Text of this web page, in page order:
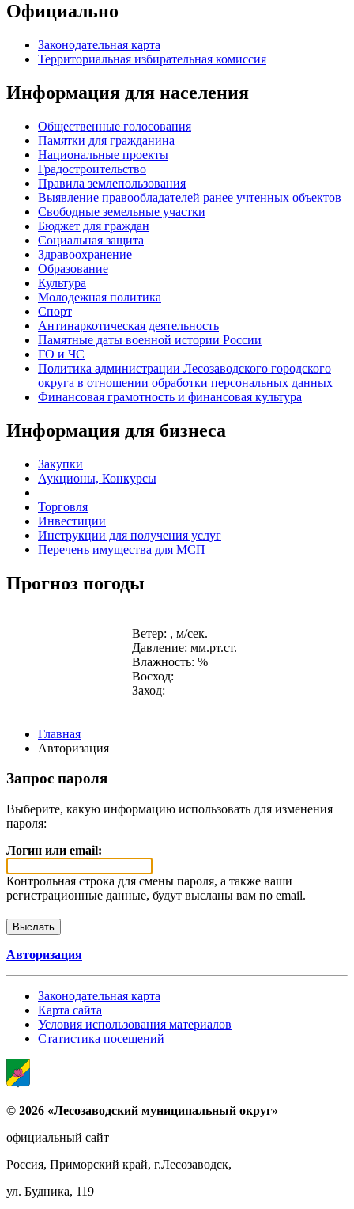
Официально
Законодательная карта
Территориальная избирательная комиссия
Информация для населения
Общественные голосования
Памятки для гражданина
Национальные проекты
Градостроительство
Правила землепользования
Выявление правообладателей ранее учтенных объектов
Свободные земельные участки
Бюджет для граждан
Социальная защита
Здравоохранение
Образование
Культура
Молодежная политика
Спорт
Антинаркотическая деятельность
Памятные даты военной истории России
ГО и ЧС
Политика администрации Лесозаводского городского
округа в отношении обработки персональных данных
Финансовая грамотность и финансовая культура
Информация для бизнеса
Закупки
Аукционы, Конкурсы
Торговля
Инвестиции
Инструкции для получения услуг
Перечень имущества для МСП
Прогноз погоды
Ветер: , м/сек.
Давление: мм.рт.ст.
Влажность: %
Восход:
Заход:
Главная
Авторизация
Запрос пароля
Выберите, какую информацию использовать для изменения
пароля:
Логин или email:
Контрольная строка для смены пароля, а также ваши
регистрационные данные, будут высланы вам по email.
Авторизация
Законодательная карта
Карта сайта
Условия использования материалов
Статистика посещений
© 2026 «Лесозаводский муниципальный округ»
официальный сайт
Россия, Приморский край, г.Лесозаводск,
ул. Будника, 119